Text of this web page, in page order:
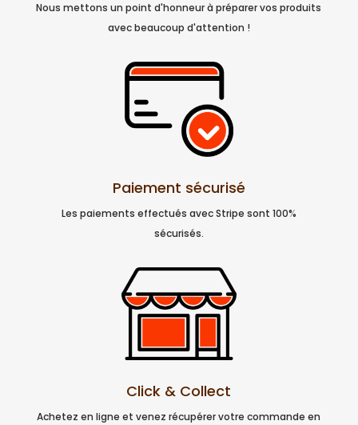
Nous mettons un point d'honneur à préparer vos produits
avec beaucoup d'attention !
Paiement sécurisé
Les paiements effectués avec Stripe sont 100%
sécurisés.
Click & Collect
Achetez en ligne et venez récupérer votre commande en